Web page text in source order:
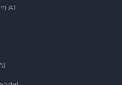
AI